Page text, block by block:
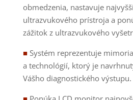
obmedzenia, nastavuje
ultrazvukového prístroja a
zážitok z ultrazvukového
■ Systém reprezentuje
a technológií, ktorý je
Vášho diagnostického výstupu.